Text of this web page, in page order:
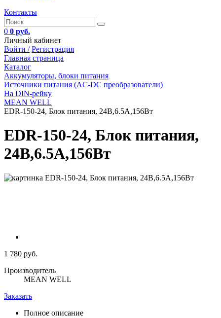
Контакты
0 0 руб.
Личный кабинет
Войти / Регистрация
Главная страница
Каталог
Аккумуляторы, блоки питания
Источники питания (AC-DC преобразователи)
На DIN-рейку
MEAN WELL
EDR-150-24, Блок питания, 24В,6.5А,156Вт
EDR-150-24, Блок питания,
24В,6.5А,156Вт
1 780 руб.
Производитель
MEAN WELL
Заказать
Полное описание